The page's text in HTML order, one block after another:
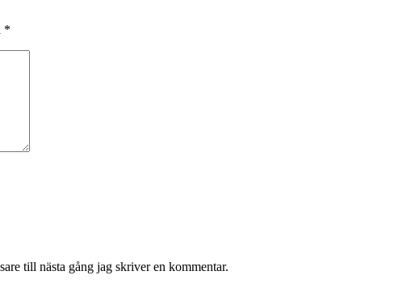
*
till nästa gång jag skriver en kommentar.